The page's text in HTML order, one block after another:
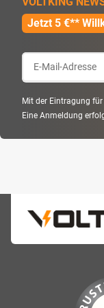
Jetzt 5 €**
Mit der Eintragung
Eine Anmeldung